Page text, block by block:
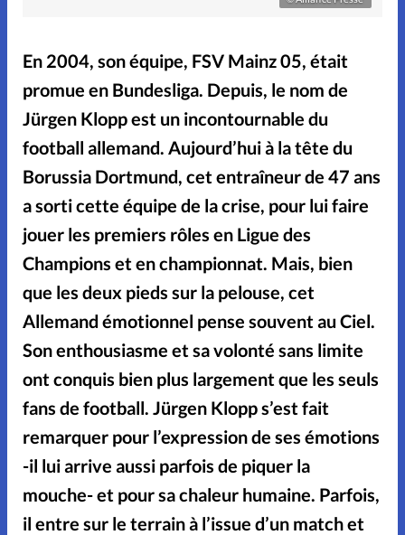
People
Relations
Science
Sentiments
Sexualité
Sondage
Sport Vécu
Accueil
Lecture en ligne
Parrainage
Don libre
Boutique
À propos
En 2004, son équipe, FSV Mainz 05, était
promue en Bundesliga. Depuis, le nom de
Jürgen Klopp est un incontournable du
football allemand. Aujourd’hui à la tête du
Borussia Dortmund, cet entraîneur de 47 ans
a sorti cette équipe de la crise, pour lui faire
jouer les premiers rôles en Ligue des
Champions et en championnat. Mais, bien
que les deux pieds sur la pelouse, cet
Allemand émotionnel pense souvent au Ciel.
Son enthousiasme et sa volonté sans limite
ont conquis bien plus largement que les seuls
fans de football. Jürgen Klopp s’est fait
remarquer pour l’expression de ses émotions
-il lui arrive aussi parfois de piquer la
mouche- et pour sa chaleur humaine. Parfois,
il entre sur le terrain à l’issue d’un match et